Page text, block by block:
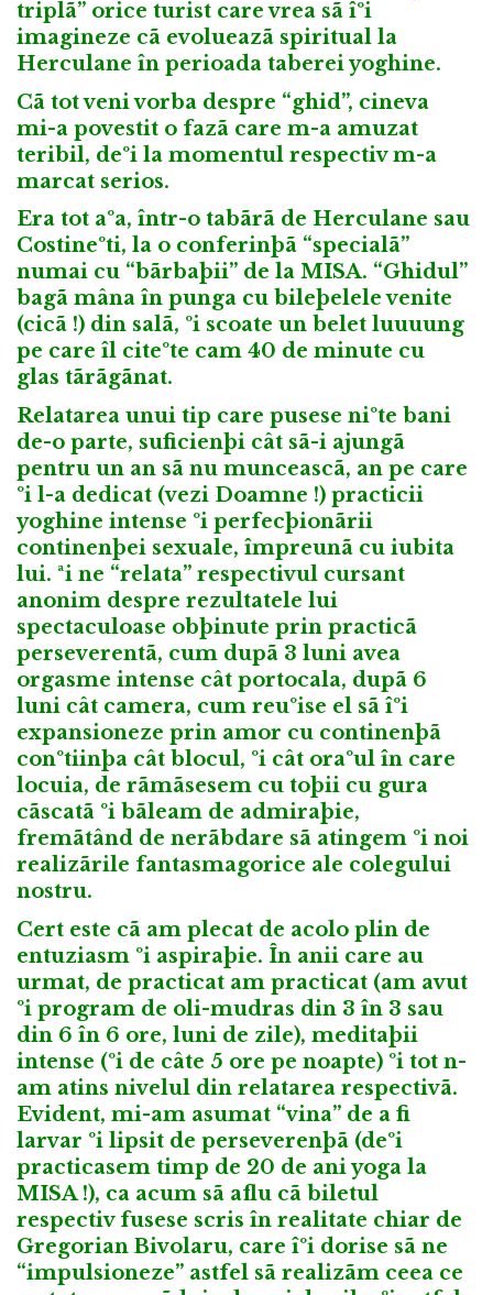
triplã” orice turist care vrea sã îºi
imagineze cã evolueazã spiritual la
Herculane în perioada taberei yoghine.
Cã tot veni vorba despre “ghid”, cineva
mi-a povestit o fazã care m-a amuzat
teribil, deºi la momentul respectiv m-a
marcat serios.
Era tot aºa, într-o tabãrã de Herculane sau
Costineºti, la o conferinþã “specialã”
numai cu “bãrbaþii” de la MISA. “Ghidul”
bagã mâna în punga cu bileþelele venite
(cicã !) din salã, ºi scoate un belet luuuung
pe care îl citeºte cam 40 de minute cu
glas tãrãgãnat.
Relatarea unui tip care pusese niºte bani
de-o parte, suficienþi cât sã-i ajungã
pentru un an sã nu munceascã, an pe care
ºi l-a dedicat (vezi Doamne !) practicii
yoghine intense ºi perfecþionãrii
continenþei sexuale, împreunã cu iubita
lui. ªi ne “relata” respectivul cursant
anonim despre rezultatele lui
spectaculoase obþinute prin practicã
perseverentã, cum dupã 3 luni avea
orgasme intense cât portocala, dupã 6
luni cât camera, cum reuºise el sã îºi
expansioneze prin amor cu continenþã
conºtiinþa cât blocul, ºi cât oraºul în care
locuia, de rãmãsesem cu toþii cu gura
cãscatã ºi bãleam de admiraþie,
fremãtând de nerãbdare sã atingem ºi noi
realizãrile fantasmagorice ale colegului
nostru.
Cert este cã am plecat de acolo plin de
entuziasm ºi aspiraþie. În anii care au
urmat, de practicat am practicat (am avut
ºi program de oli-mudras din 3 în 3 sau
din 6 în 6 ore, luni de zile), meditaþii
intense (ºi de câte 5 ore pe noapte) ºi tot n-
am atins nivelul din relatarea respectivã.
Evident, mi-am asumat “vina” de a fi
larvar ºi lipsit de perseverenþã (deºi
practicasem timp de 20 de ani yoga la
MISA !), ca acum sã aflu cã biletul
respectiv fusese scris în realitate chiar de
Gregorian Bivolaru, care îºi dorise sã ne
“impulsioneze” astfel sã realizãm ceea ce